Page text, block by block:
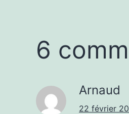
6
Arnaud
22 février